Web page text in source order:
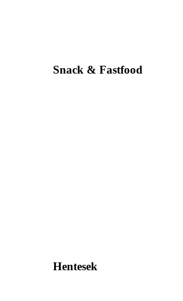
Snack & Fastfood
Hentesek